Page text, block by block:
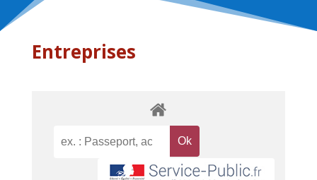
Entreprises